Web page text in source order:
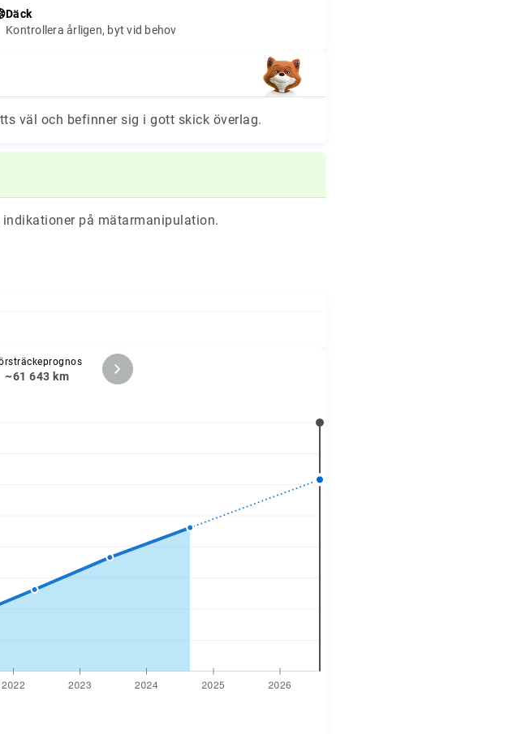
Däck
Kontrollera årligen, byt vid behov
väl och befinner sig i gott skick överlag.
på mätarmanipulation.
~61 643 km